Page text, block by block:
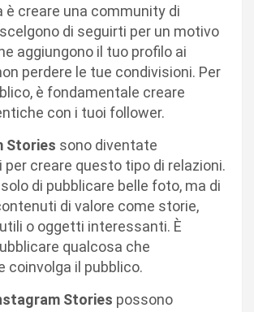
è creare una community di
di seguirti per un motivo
aggiungono il tuo profilo ai
perdere le tue condivisioni. Per
è fondamentale creare
con i tuoi follower.
Stories sono diventate
creare questo tipo di relazioni.
di pubblicare belle foto, ma di
di valore come storie,
o oggetti interessanti. È
qualcosa che
coinvolga il pubblico.
Stories possono